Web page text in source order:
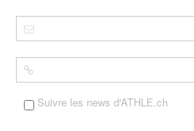
Suivre les news d'ATHLE.ch